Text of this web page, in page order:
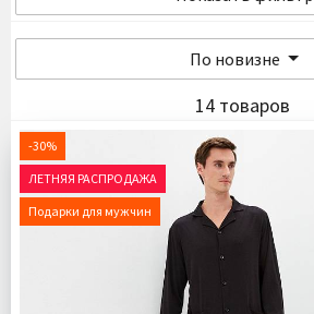
По новизне
14 товаров
-30%
ЛЕТНЯЯ РАСПРОДАЖА
Подарки для мужчин